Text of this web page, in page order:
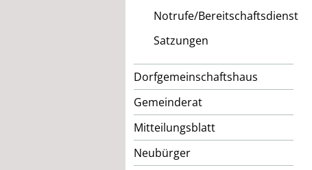
Notrufe/Bereitschaftsdienst
Satzungen
Dorfgemeinschaftshaus
Gemeinderat
Mitteilungsblatt
Neubürger